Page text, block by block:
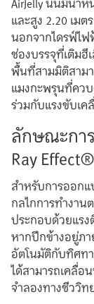
และสูง 2.20 เม
นอกจากไดรฟ์ไฟ
ช่องบรรจุที่เติมฮี
พื้นที่สามมิติสาม
แมงกะพรุนที่คว
ร่วมกับแรงขับเ
ลักษณะกา
Ray Effect®
สำหรับการออก
กลไกการทำงาน
ประกอบด้วยแร
หากปีกข้างอยู่ภา
อัตโนมัติกับทิศท
ได้สามารถเคลื่
จำลองทางชีววิท